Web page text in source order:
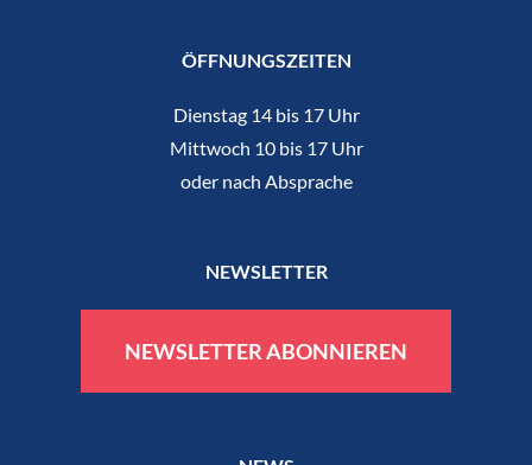
ÖFFNUNGSZEITEN
Dienstag 14 bis 17 Uhr
Mittwoch 10 bis 17 Uhr
oder nach Absprache
NEWSLETTER
NEWSLETTER ABONNIEREN